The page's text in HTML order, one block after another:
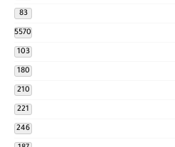
83
5570
103
180
210
221
246